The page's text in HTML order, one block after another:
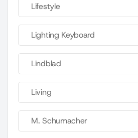
Lifestyle
Lighting Keyboard
Lindblad
Living
M. Schumacher